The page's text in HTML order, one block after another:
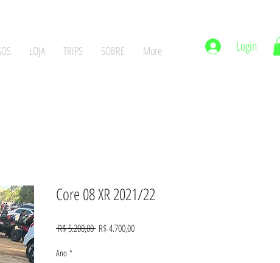
LOJA TRIPS SOBRE More Login
Core 08 XR 2021/22
R$ 5.200,00 Preço
R$ 4.700,00Preço
Ano *